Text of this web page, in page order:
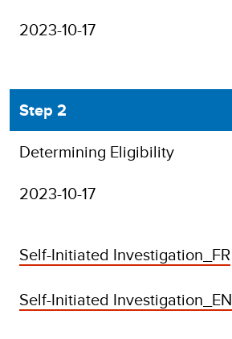
2023-10-17
Step 2
Determining Eligibility
2023-10-17
Self-Initiated Investigation_FR
Self-Initiated Investigation_EN